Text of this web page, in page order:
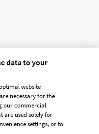
data to your
website
necessary for the
our commercial
are used solely for
settings, or to